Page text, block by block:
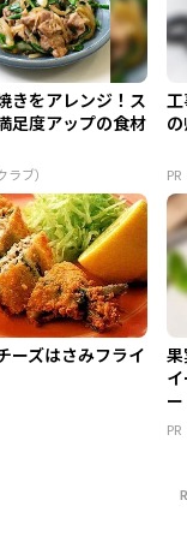
きをアレンジ！ス
足度アップの食材
ブ）
ーズはさみフライ
ー